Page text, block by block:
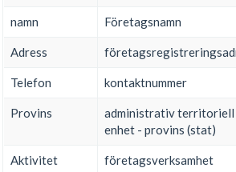
namn Företagsnamn
Adress
Telefon kontaktnummer
Provins
administrativ territoriell
enhet - provins (stat)
Aktivitet företagsverksamhet